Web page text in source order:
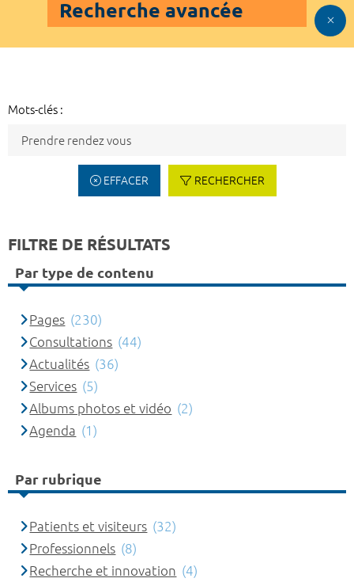
Recherche avancée
Mots-clés :
EFFACER RECHERCHER
FILTRE DE RÉSULTATS
Par type de contenu
Pages (230)
Consultations (44)
Actualités (36)
Services (5)
Albums photos et vidéo (2)
Agenda (1)
Par rubrique
Patients et visiteurs (32)
Professionnels (8)
Recherche et innovation (4)